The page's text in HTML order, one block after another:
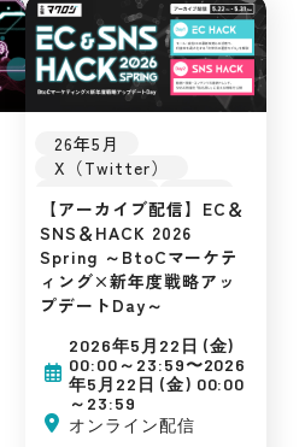
26年5月
X（Twitter）
LINE
EC戦略
販促戦略
TikTok
最新トレンド
インフルエンサー
アーカイブ配信
楽天市場
Amazon
Yahoo!ショッピング
D2C
SNSマーケティング
自社EC
【アーカイブ配信】EC＆
SNS＆HACK 2026
Spring ～BtoCマーケテ
ィング×新年度戦略アッ
プデートDay～
2026年5月22日 (金)
00:00～23:59〜2026
年5月22日 (金) 00:00
～23:59
オンライン配信